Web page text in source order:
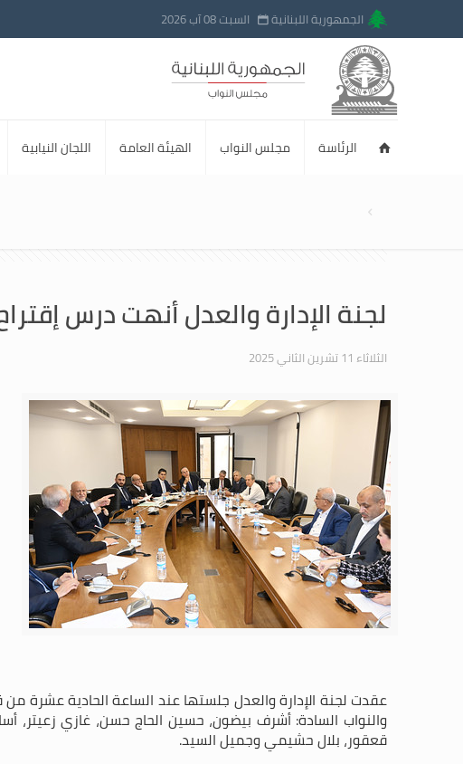
الجمهورية اللبنانية السبت 08 آب 2026
الرئاسة مجلس النواب الهيئة العامة اللجان النيابية
لجنة الإدارة والعدل أنهت درس
الثلاثاء 11 تشرين الثاني 2025
والنواب السادة: أشرف بيضون، حسين الحاج حسن، غازي زعيتر،
قعقور، بلال حشيمي وجميل السيد.